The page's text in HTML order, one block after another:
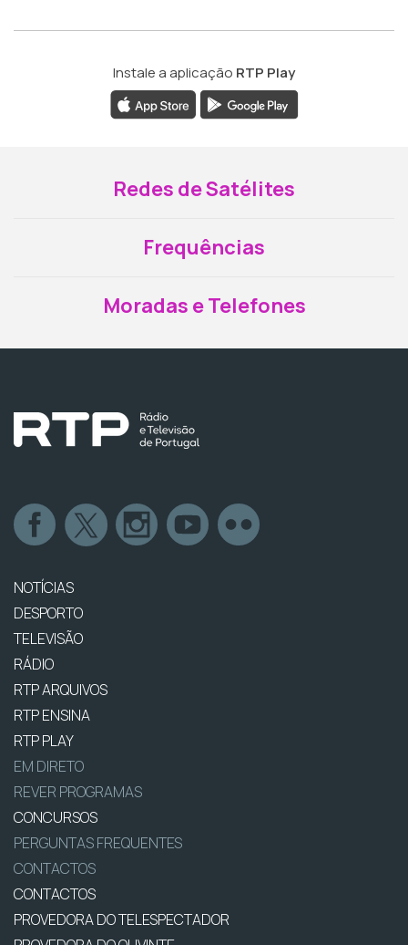
Instale a aplicação RTP Play
Redes de Satélites
Frequências
Moradas e Telefones
NOTÍCIAS
DESPORTO
TELEVISÃO
RÁDIO
RTP ARQUIVOS
RTP ENSINA
RTP PLAY
EM DIRETO
REVER PROGRAMAS
CONCURSOS
PERGUNTAS FREQUENTES
CONTACTOS
CONTACTOS
PROVEDORA DO TELESPECTADOR